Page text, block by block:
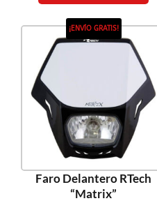
¡ENVÍO GRATIS!
Faro Delantero RTech
“Matrix”